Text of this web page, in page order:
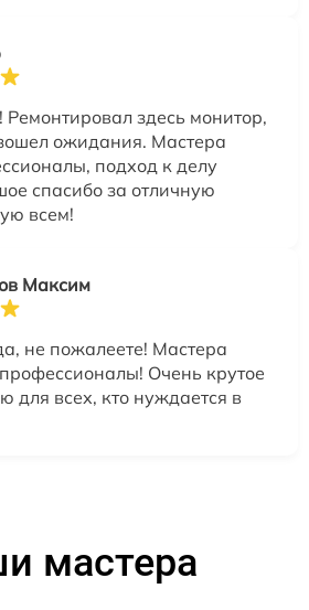
здесь монитор,
ожидания. Мастера
подход к делу
спасибо за отличную
всем!
Максим
не пожалеете! Мастера
Очень крутое
для всех, кто нуждается в
мастера